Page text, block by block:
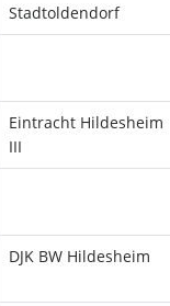
Stadtoldendorf
Eintracht Hildesheim
III
DJK BW Hildesheim